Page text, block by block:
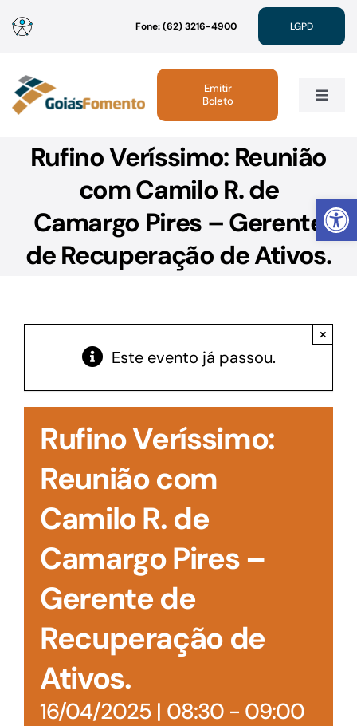
Abrir
para
conteúdo
Fone: (62) 3216-4900 LGPD
Toggle
Institucional
Atendimento
Acesso à Informação
Emitir
Boleto
Rufino Veríssimo: Reunião
com Camilo R. de
Camargo Pires – Gerente
de Recuperação de Ativos.
Este evento já passou.
×
Rufino Veríssimo:
Reunião com
Camilo R. de
Camargo Pires –
Gerente de
Recuperação de
Ativos.
16/04/2025 | 08:30- 09:00